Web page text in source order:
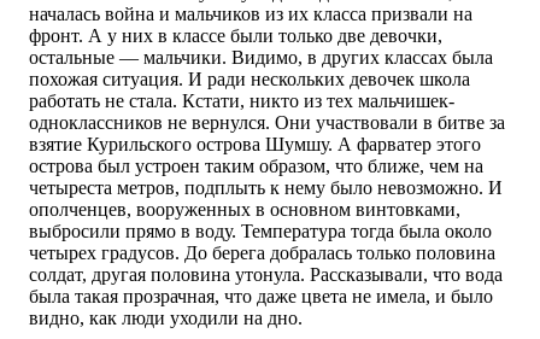
началась война и мальчиков из их класса призвали на
фронт. А у них в классе были только две девочки,
остальные — мальчики. Видимо, в других классах была
похожая ситуация. И ради нескольких девочек школа
работать не стала. Кстати, никто из тех мальчишек-
одноклассников не вернулся. Они участвовали в битве за
взятие Курильского острова Шумшу. А фарватер этого
острова был устроен таким образом, что ближе, чем на
четыреста метров, подплыть к нему было невозможно. И
ополченцев, вооруженных в основном винтовками,
выбросили прямо в воду. Температура тогда была около
четырех градусов. До берега добралась только половина
солдат, другая половина утонула. Рассказывали, что вода
была такая прозрачная, что даже цвета не имела, и было
видно, как люди уходили на дно.